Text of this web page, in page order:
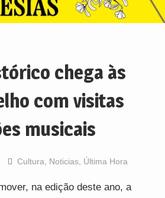
chega às
com visitas
musicais
Cultura Noticias, Última Hora
na edição deste ano, a